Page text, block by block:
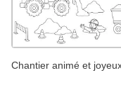
Chantier animé et